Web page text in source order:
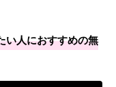
い人におすすめの無